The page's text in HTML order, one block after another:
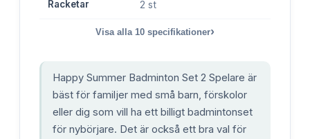
Racketar 2 st
Visa alla 10 specifikationer›
Happy Summer Badminton Set 2 Spelare är
bäst för familjer med små barn, förskolor
eller dig som vill ha ett billigt badmintonset
för nybörjare. Det är också ett bra val för